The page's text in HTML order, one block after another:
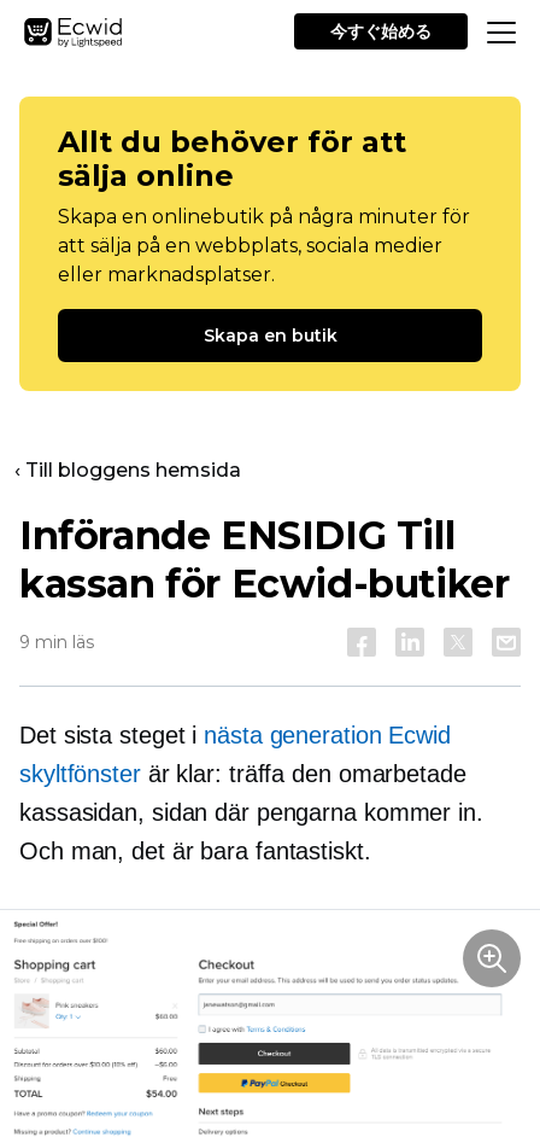
今すぐ始める
Allt du behöver för att
sälja online
Skapa en onlinebutik på några minuter för
att sälja på en webbplats, sociala medier
eller marknadsplatser.
Skapa en butik
‹ Till bloggens hemsida
Införande ENSIDIG Till
kassan för Ecwid-butiker
9 min läs
Det sista steget i nästa generation Ecwid
skyltfönsterär klar: träffa den omarbetade
kassasidan, sidan där pengarna kommer in.
Och man, det är bara fantastiskt.